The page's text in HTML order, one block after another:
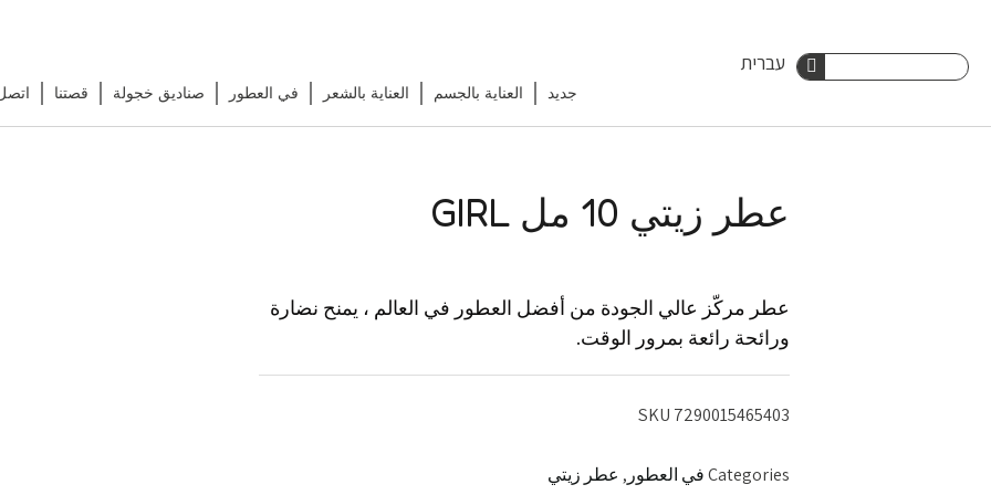
Search
עברית
جديد العناية بالجسم العناية بالشعر في العطور صناديق خجولة قصتنا
عطر زيتي 10 مل GIRL
عطر مركّز عالي الجودة من أفضل العطور في العالم ، يمنح نضارة
ورائحة رائعة بمرور الوقت.
SKU 7290015465403
Categoriesفي العطور , عطر زيتي